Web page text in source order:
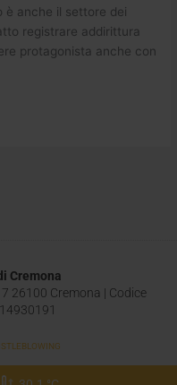
è anche il settore dei
registrare addirittura
protagonista anche con
Cremona
26100 Cremona | Codice